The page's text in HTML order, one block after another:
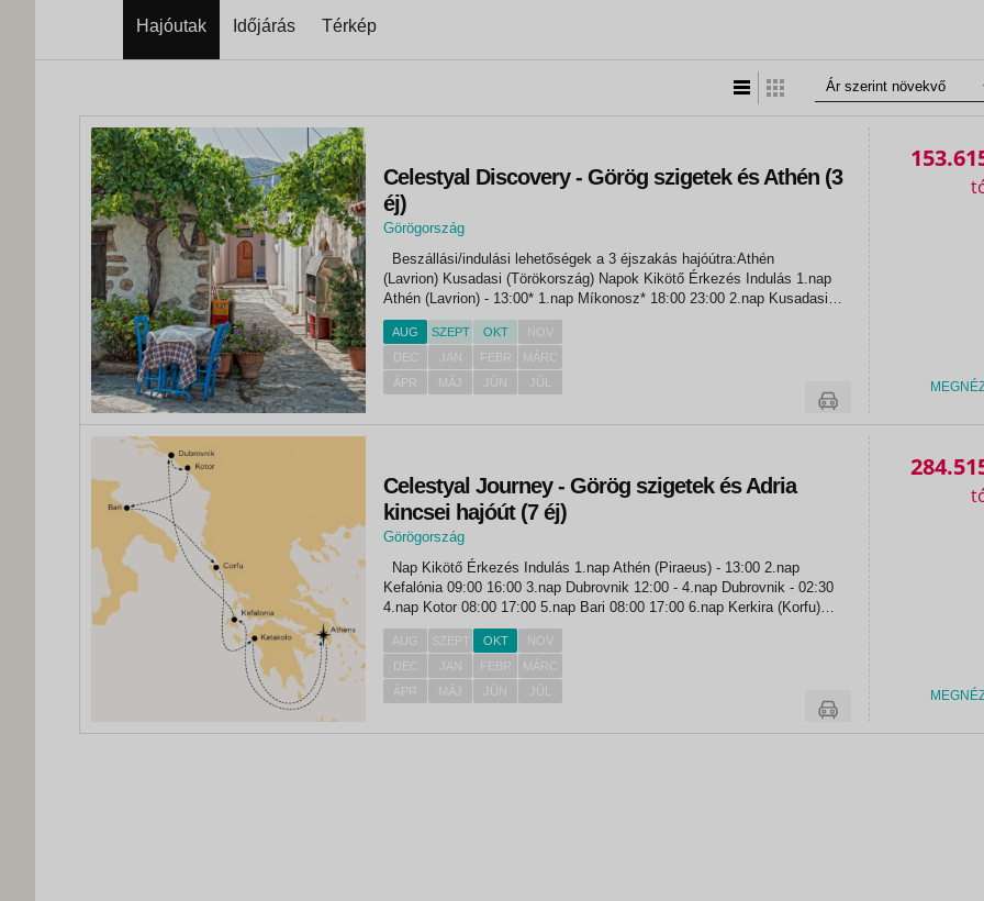
Hajóutak Időjárás Térkép
«
Celestyal Discovery - Görög szigetek és Athén (3
éj)
Görögország
Patmosz
Beszállási/indulási lehetőségek a 3 éjszakás hajóútra:Athén
(Lavrion) Kusadasi (Törökország) Napok Kikötő Érkezés Indulás 1.nap
Athén (Lavrion) - 13:00* 1.nap Míkonosz* 18:00 23:00 2.nap Kusadasi
AUG SZEPT OKT
NOV
DEC
JAN FEBR
MÁRC
ÁPR
MÁJ JÚN JÚL
Celestyal Journey - Görög szigetek és Adria
kincsei hajóút (7 éj)
Görögország
Athén
Kefalónia 09:00 16:00 3.nap Dubrovnik 12:00 - 4.nap Dubrovnik - 02:30
4.nap Kotor 08:00 17:00 5.nap Bari 08:00 17:00 6.nap Kerkira (Korfu)
08:00 18:00 7.nap...
AUG SZEPT OKT
NOV
DEC
JAN FEBR
MÁRC
ÁPR
MÁJ JÚN JÚL